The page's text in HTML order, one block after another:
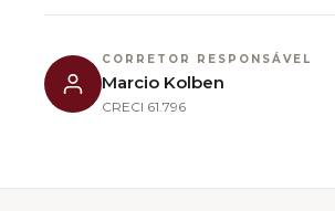
CORRETOR RESPONSÁVEL
Marcio Kolben
CRECI 61.796